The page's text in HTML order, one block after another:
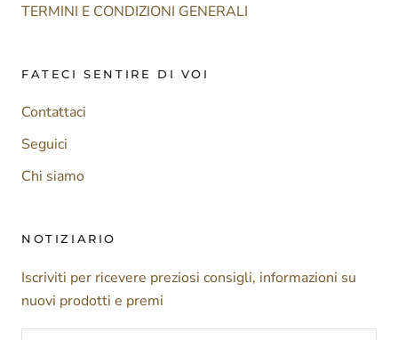
TERMINI E CONDIZIONI GENERALI
FATECI SENTIRE DI VOI
Contattaci
Seguici
Chi siamo
NOTIZIARIO
Iscriviti per ricevere preziosi consigli, informazioni su
nuovi prodotti e premi